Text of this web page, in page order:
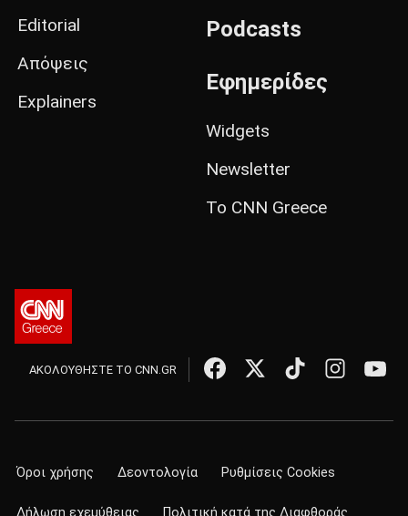
Editorial
Απόψεις
Explainers
Podcasts
Εφημερίδες
Widgets
Newsletter
Το CNN Greece
ΑΚΟΛΟΥΘΗΣΤΕ ΤΟ CNN.GR
Όροι χρήσης Δεοντολογία Ρυθμίσεις Cookies